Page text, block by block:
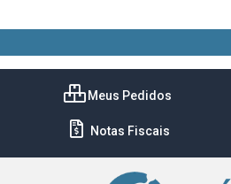
Meus Pedidos
Notas Fiscais